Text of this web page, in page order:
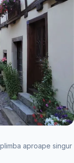
aproape singur